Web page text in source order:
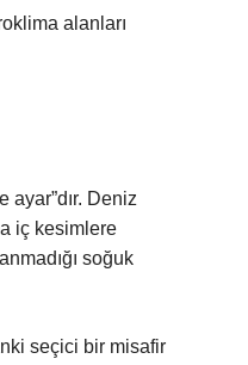
alanları
ayar”dır. Deniz
iç kesimlere
soğuk
seçici bir misafir